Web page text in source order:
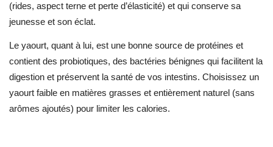
(rides, aspect terne et perte d’élasticité) et qui conserve sa
jeunesse et son éclat.
Le yaourt, quant à lui, est une bonne source de protéines et
contient des probiotiques, des bactéries bénignes qui facilitent la
digestion et préservent la santé de vos intestins. Choisissez un
yaourt faible en matières grasses et entièrement naturel (sans
arômes ajoutés) pour limiter les calories.